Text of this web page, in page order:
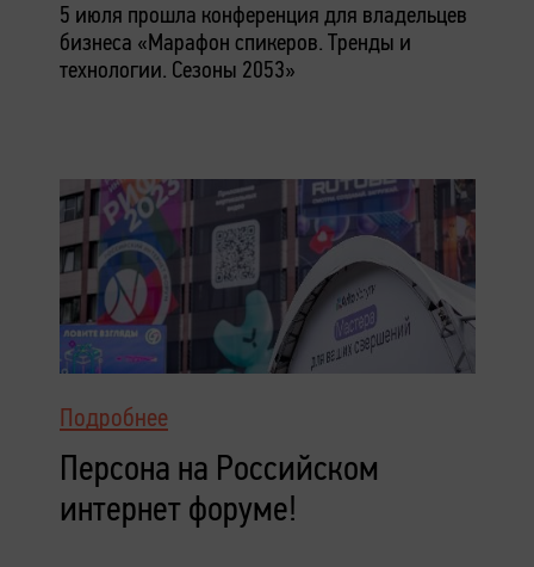
5 июля прошла конференция для владельцев
бизнеса «Марафон спикеров. Тренды и
технологии. Сезоны 2053»
Подробнее
Персона на Российском
интернет форуме!